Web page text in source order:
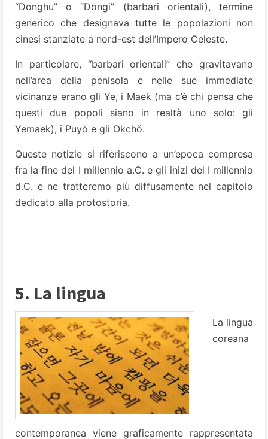
“Donghu” o “Dongi” (barbari orientali), termine
generico che designava tutte le popolazioni non
cinesi stanziate a nord-est dell’Impero Celeste.
In particolare, “barbari orientali” che gravitavano
nell’area della penisola e nelle sue immediate
vicinanze erano gli Ye, i Maek (ma c’è chi pensa che
questi due popoli siano in realtà uno solo: gli
Yemaek), i Puyŏ e gli Okchŏ.
Queste notizie si riferiscono a un’epoca compresa
fra la fine del I millennio a.C. e gli inizi del I millennio
d.C. e ne tratteremo più diffusamente nel capitolo
dedicato alla protostoria.
5. La lingua
La lingua
coreana
contemporanea viene graficamente rappresentata